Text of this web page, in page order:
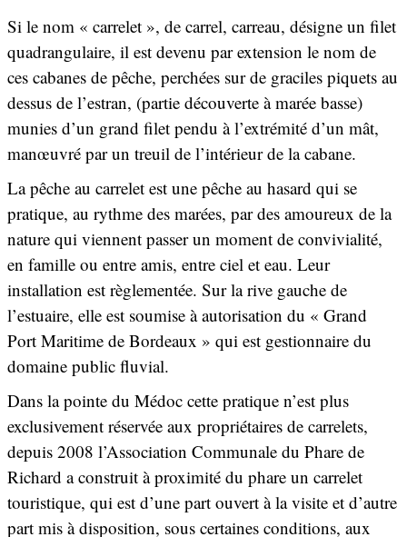
Si le nom « carrelet », de carrel, carreau, désigne un filet
quadrangulaire, il est devenu par extension le nom de
ces cabanes de pêche, perchées sur de graciles piquets au
dessus de l’estran, (partie découverte à marée basse)
munies d’un grand filet pendu à l’extrémité d’un mât,
manœuvré par un treuil de l’intérieur de la cabane.
La pêche au carrelet est une pêche au hasard qui se
pratique, au rythme des marées, par des amoureux de la
nature qui viennent passer un moment de convivialité,
en famille ou entre amis, entre ciel et eau. Leur
installation est règlementée. Sur la rive gauche de
l’estuaire, elle est soumise à autorisation du « Grand
Port Maritime de Bordeaux » qui est gestionnaire du
domaine public fluvial.
Dans la pointe du Médoc cette pratique n’est plus
exclusivement réservée aux propriétaires de carrelets,
depuis 2008 l’Association Communale du Phare de
Richard a construit à proximité du phare un carrelet
touristique, qui est d’une part ouvert à la visite et d’autre
part mis à disposition, sous certaines conditions, aux